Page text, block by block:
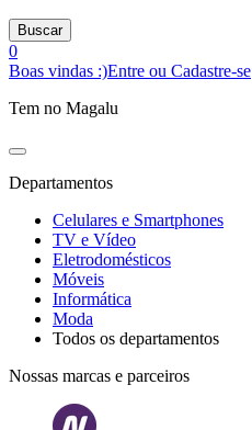
Buscar
0
Boas vindas :)Entre ou Cadastre-se
Tem no Magalu
Departamentos
Celulares e Smartphones
TV e Vídeo
Eletrodomésticos
Móveis
Informática
Moda
Todos os departamentos
Nossas marcas e parceiros